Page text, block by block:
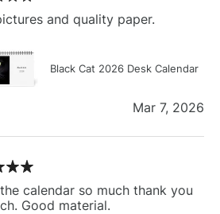
and quality paper.
Black Cat 2026 Desk Calendar
Mar 7, 2026
calendar so much thank you
Good material.